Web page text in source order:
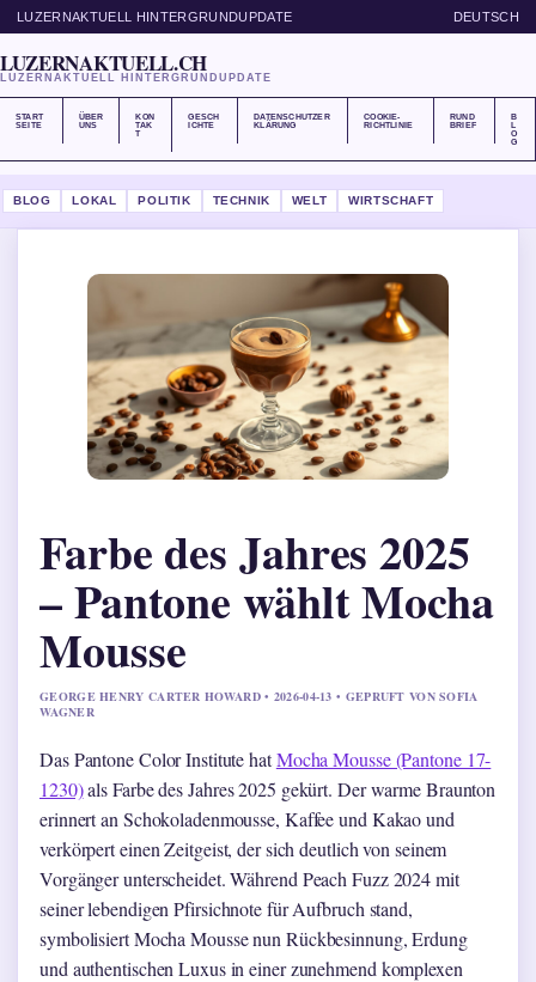
LUZERNAKTUELL HINTERGRUNDUPDATE DEUTSCH
LUZERNAKTUELL.CH
LUZERNAKTUELL HINTERGRUNDUPDATE
START
SEITE
ÜBER
UNS
KON
TAK
T
GESCH
ICHTE
DATENSCHUTZER
KLÄRUNG
COOKIE-
RICHTLINIE
RUND
BRIEF
B
O
G
BLOG LOKAL POLITIK TECHNIK WELT WIRTSCHAFT
Farbe des Jahres 2025
– Pantone wählt Mocha
Mousse
GEORGE HENRY CARTER HOWARD • 2026-04-13 • GEPRUFT VON SOFIA
WAGNER
Das Pantone Color Institute hatMocha Mousse (Pantone 17-
1230)als Farbe des Jahres 2025 gekürt. Der warme Braunton
erinnert an Schokoladenmousse, Kaffee und Kakao und
verkörpert einen Zeitgeist, der sich deutlich von seinem
Vorgänger unterscheidet. Während Peach Fuzz 2024 mit
seiner lebendigen Pfirsichnote für Aufbruch stand,
symbolisiert Mocha Mousse nun Rückbesinnung, Erdung
und authentischen Luxus in einer zunehmend komplexen